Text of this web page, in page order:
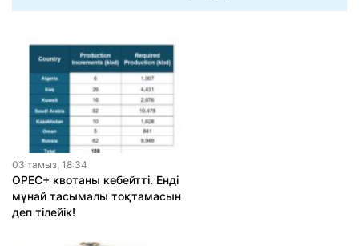
03 тамыз, 18:34
OPEC+ квотаны көбейтті. Енді
мұнай тасымалы тоқтамасын
деп тілейік!